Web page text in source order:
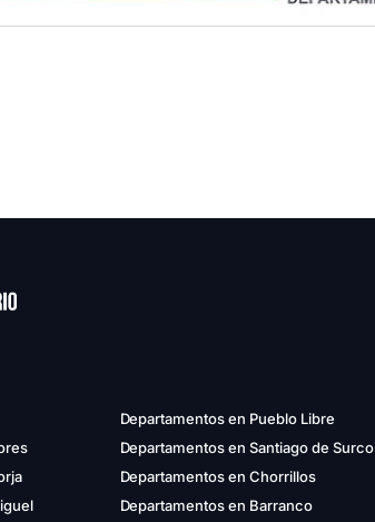
Departamentos en Pueblo Libre
Departamentos en Santiago de Surco
Departamentos en Chorrillos
Departamentos en Barranco